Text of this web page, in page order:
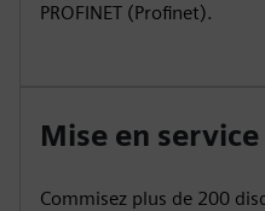
PROFINET (Profinet).
Mise en
Commisez plus de 200